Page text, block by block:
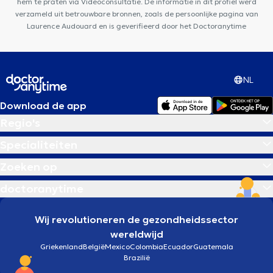
verzameld uit betrouwbare bronnen, zoals de persoonlijke pagina van
Laurence Audouard en is geverifieerd door het Doctoranytime
NL
Download de app
Wij revolutioneren de gezondheidssector
wereldwijd
GriekenlandBelgiëMexicoColombiaEcuadorGuatemala
Brazilië